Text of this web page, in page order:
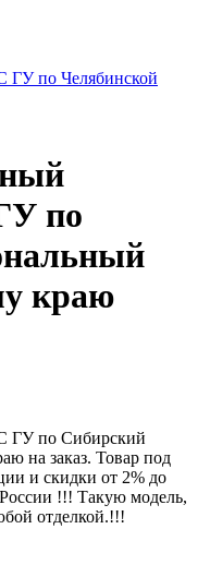
по Челябинской
по
краю
ГУ по Сибирский
на заказ. Товар под
и скидки от 2% до
России !!! Такую модель,
отделкой.!!!